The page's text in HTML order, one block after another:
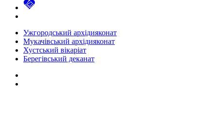
Ужгородський архідияконат
Мукачівський архідияконат
Хустський вікаріат
Берегівський деканат